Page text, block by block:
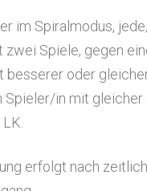
im Spiralmodus,
zwei Spiele, gegen
besserer oder
Spieler/in mit gleicher
erfolgt nach